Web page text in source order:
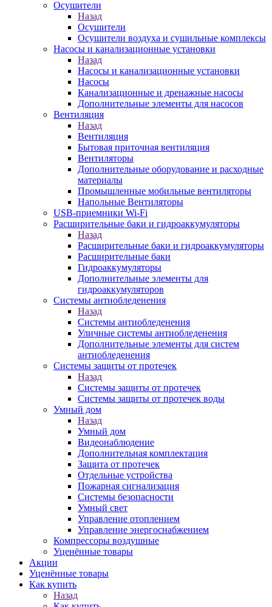
Осушители
Назад
Осушители
Осушители воздуха и сушильные комплексы
Насосы и канализационные установки
Назад
Насосы и канализационные установки
Насосы
Канализационные и дренажные насосы
Дополнительные элементы для насосов
Вентиляция
Назад
Вентиляция
Бытовая приточная вентиляция
Вентиляторы
Дополнительные оборудование и расходные
материалы
Промышленные мобильные вентиляторы
Напольные Вентиляторы
USB-приемники Wi-Fi
Расширительные баки и гидроаккумуляторы
Назад
Расширительные баки и гидроаккумуляторы
Расширительные баки
Гидроаккумуляторы
Дополнительные элементы для
гидроаккумуляторов
Системы антиобледенения
Назад
Системы антиобледенения
Уличные системы антиобледенения
Дополнительные элементы для систем
антиобледенения
Системы защиты от протечек
Назад
Системы защиты от протечек
Системы защиты от протечек воды
Умный дом
Назад
Умный дом
Видеонаблюдение
Дополнительная комплектация
Защита от протечек
Отдельные устройства
Пожарная сигнализация
Системы безопасности
Умный свет
Управление отоплением
Управление энергоснабжением
Компрессоры воздушные
Уценённые товары
Акции
Уценённые товары
Как купить
Назад